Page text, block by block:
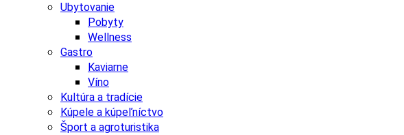
Ubytovanie
Pobyty
Wellness
Gastro
Kaviarne
Víno
Kultúra a tradície
Kúpele a kúpeľníctvo
Šport a agroturistika